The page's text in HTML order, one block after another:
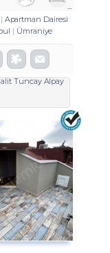
Apartman Dairesi
Ümraniye
Tuncay Alpay